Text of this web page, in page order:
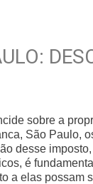
sobre a
São Paulo,
desse
é
a elas possam